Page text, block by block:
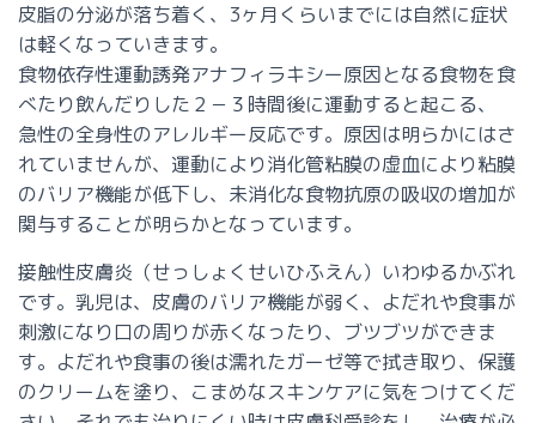
皮脂の分泌が落ち着く、3ヶ月くらいまでには自然に症状
は軽くなっていきます。
食物依存性運動誘発アナフィラキシー原因となる食物を食
べたり飲んだりした２－３時間後に運動すると起こる、
急性の全身性のアレルギー反応です。原因は明らかにはさ
れていませんが、運動により消化管粘膜の虚血により粘膜
のバリア機能が低下し、未消化な食物抗原の吸収の増加が
関与することが明らかとなっています。
接触性皮膚炎（せっしょくせいひふえん） いわゆるかぶれ
です。乳児は、皮膚のバリア機能が弱く、よだれや食事が
刺激になり口の周りが赤くなったり、ブツブツができま
す。よだれや食事の後は濡れたガーゼ等で拭き取り、保護
のクリームを塗り、こまめなスキンケアに気をつけてくだ